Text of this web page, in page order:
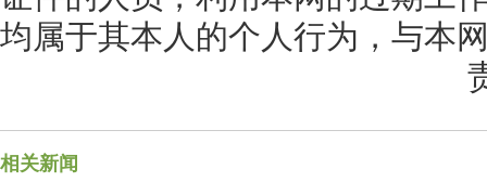
均属于其本人的个人行为，与本
相关新闻